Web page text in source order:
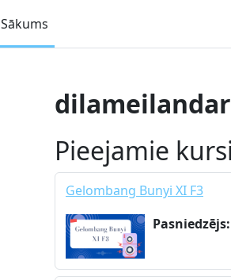
Sākums
Pieejamie kursi
Gelombang Bunyi XI F3
Pasniedzējs: